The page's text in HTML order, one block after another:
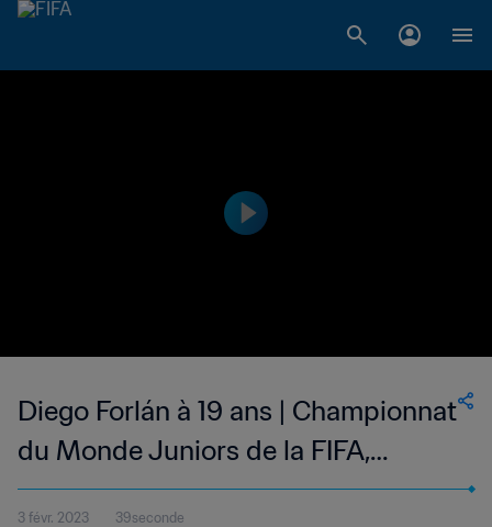
Diego Forlán à 19 ans | Championnat
du Monde Juniors de la FIFA,
Nigeria 1999™
3 févr. 2023 39seconde